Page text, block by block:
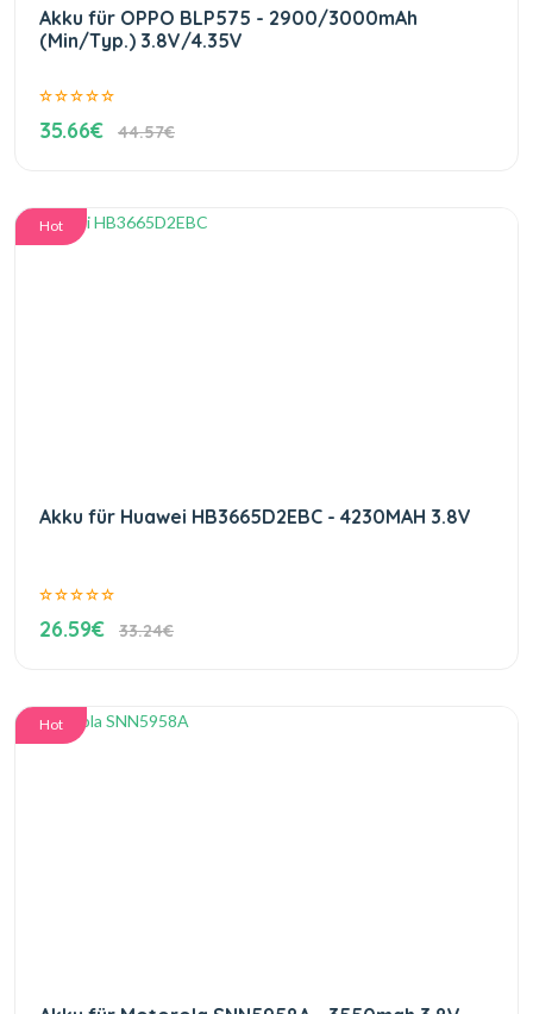
Akku für OPPO BLP575 - 2900/3000mAh
(Min/Typ.) 3.8V/4.35V
35.66€ 44.57€
Hot
Akku für Huawei HB3665D2EBC - 4230MAH 3.8V
26.59€ 33.24€
Hot